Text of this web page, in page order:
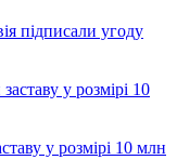
підписали угоду
у розмірі 10 млн